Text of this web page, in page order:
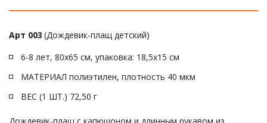
Арт 003 (Дождевик-плащ детский)
6-8 лет, 80х65 см, упаковка: 18,5х15 см
МАТЕРИАЛ полиэтилен, плотность 40 мкм
ВЕС (1 ШТ.) 72,50 г
Дождевик-плащ с капюшоном и длинным рукавом из